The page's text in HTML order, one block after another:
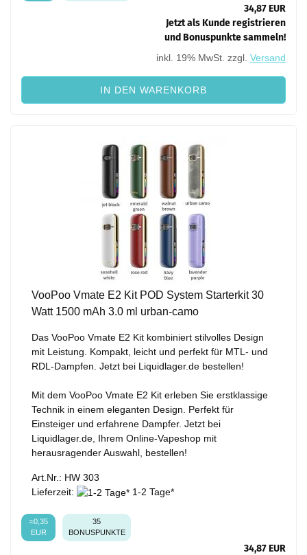
34,87 EUR
Jetzt als Kunde registrieren
und Bonuspunkte sammeln!
inkl. 19% MwSt. zzgl. Versand
IN DEN WARENKORB
VooPoo Vmate E2 Kit POD System Starterkit 30
Watt 1500 mAh 3.0 ml urban-camo
Das VooPoo Vmate E2 Kit kombiniert stilvolles Design
mit Leistung. Kompakt, leicht und perfekt für MTL- und
RDL-Dampfen. Jetzt bei Liquidlager.de bestellen!
Mit dem VooPoo Vmate E2 Kit erleben Sie erstklassige
Technik in einem eleganten Design. Perfekt für
Einsteiger und erfahrene Dampfer. Jetzt bei
Liquidlager.de, Ihrem Online-Vapeshop mit
herausragender Auswahl, bestellen!
Art.Nr.: HW 303
Lieferzeit:
1-2 Tage*
35
BONUSPUNKTE
≈0,35
EUR
34,87 EUR